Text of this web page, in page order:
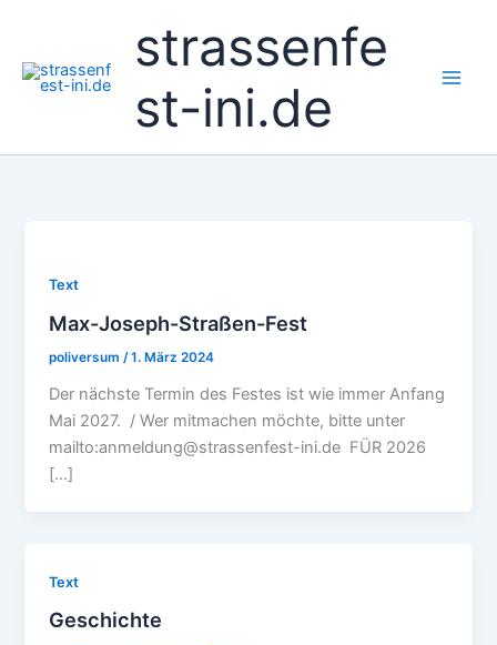
springen
strassenfe
st-ini.de
Text
Max-Joseph-Straßen-Fest
poliversum/1. März 2024
Der nächste Termin des Festes ist wie immer Anfang
Mai 2027. / Wer mitmachen möchte, bitte unter
mailto:anmeldung@strassenfest-ini.de FÜR 2026
[…]
Text
Geschichte